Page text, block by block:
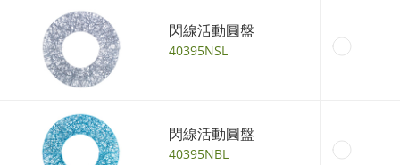
閃線活動圓盤
40395NSL
閃線活動圓盤
40395NBL